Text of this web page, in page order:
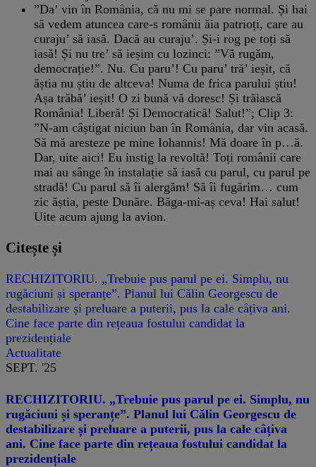
”Da’ vin în România, că nu mi se pare normal. Și hai
să vedem atuncea care-s românii ăia patrioți, care au
curaju’ să iasă. Dacă au curaju’. Și-i rog pe toți să
iasă! Și nu tre’ să ieșim cu lozinci: ”Vă rugăm,
democrație!”. Nu. Cu paru’! Cu paru’ tră’ ieșit, că
ăștia nu știu de altceva! Numa de frica parului știu!
Așa trăbă’ ieșit! O zi bună vă doresc! Și trăiască
România! Liberă! Și Democratică! Salut!”; Clip 3:
”N-am câștigat niciun ban în România, dar vin acasă.
Să mă aresteze pe mine Iohannis! Mă doare în p…ă.
Dar, uite aici! Eu instig la revoltă! Toți românii care
mai au sânge în instalație să iasă cu parul, cu parul pe
stradă! Cu parul să îi alergăm! Să îi fugărim… cum
zic ăștia, peste Dunăre. Băga-mi-aș ceva! Hai salut!
Uite acum ajung la avion.
Citește și
RECHIZITORIU. „Trebuie pus parul pe ei. Simplu, nu
rugăciuni și speranțe”. Planul lui Călin Georgescu de
destabilizare și preluare a puterii, pus la cale câțiva ani.
Cine face parte din rețeaua fostului candidat la
prezidențiale
Actualitate
SEPT. '25
RECHIZITORIU. „Trebuie pus parul pe ei. Simplu, nu
rugăciuni și speranțe”. Planul lui Călin Georgescu de
destabilizare și preluare a puterii, pus la cale câțiva
ani. Cine face parte din rețeaua fostului candidat la
prezidențiale